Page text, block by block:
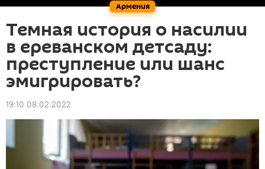
Армения
Темная история о насилии
в ереванском детсаду:
преступление или шанс
эмигрировать?
19:10 08.02.2022